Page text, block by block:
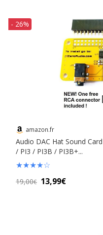
- 26%
amazon.fr
Audio DAC Hat Sound
/ PI3 / PI3B / PI3B+...
★★★★☆
19,00€ 13,99€